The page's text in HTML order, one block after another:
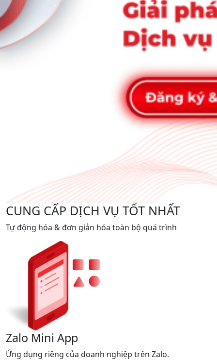
CUNG CẤP DỊCH VỤ TỐT NHẤT
Tự động hóa & đơn giản hóa toàn bộ quá trình
Zalo Mini App
Ứng dụng riêng của doanh nghiệp trên Zalo.